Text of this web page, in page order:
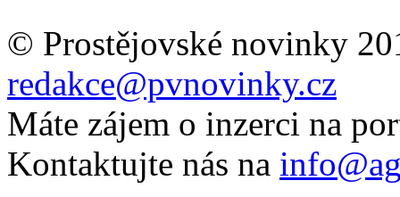
© Prostějovské novinky
redakce@pvnovinky.cz
Máte zájem o inzerci na
Kontaktujte nás na